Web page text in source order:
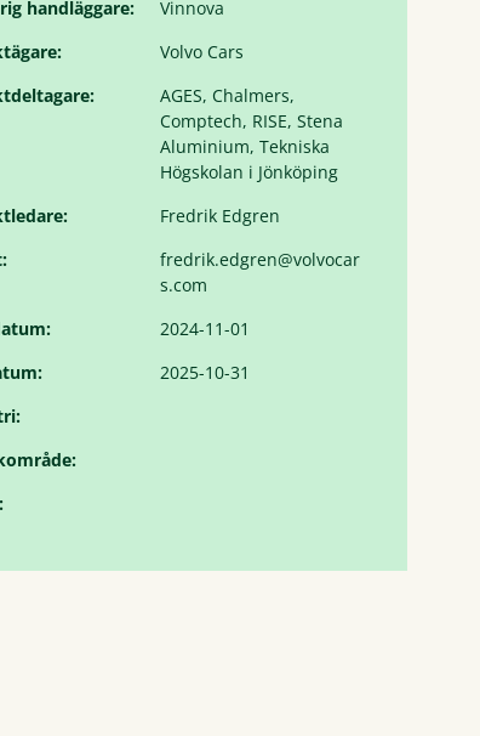
handläggare:
Vinnova
Volvo Cars
AGES, Chalmers,
Comptech, RISE, Stena
Aluminium, Tekniska
Högskolan i Jönköping
Fredrik Edgren
fredrik.edgren@volvocar
s.com
2024-11-01
2025-10-31